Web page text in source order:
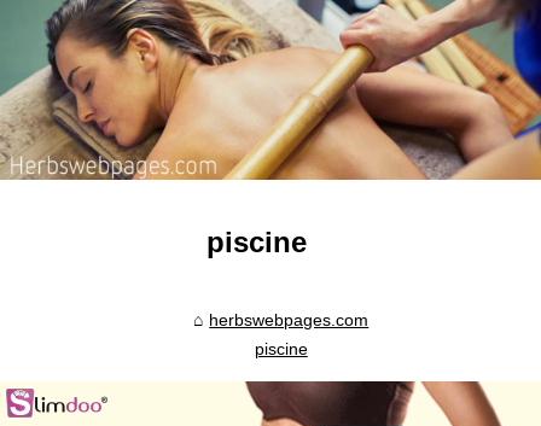
piscine
herbswebpages.com
piscine